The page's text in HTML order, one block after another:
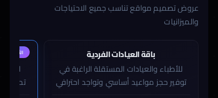
عروض تصميم مواقع تناسب جميع الاحتياجات
والميزانيات
باقة العيادات الفردية
للأطباء والعيادات المستقلة الراغبة في
توفير حجز مواعيد أساسي وتواجد احترافي
الأكثر طلباً
تحتاج